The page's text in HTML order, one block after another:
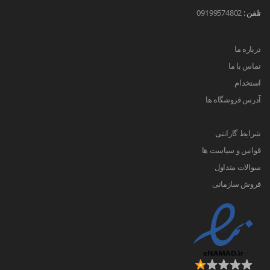
تلفن : 09199574802
درباره ما
تماس با ما
استخدام
آدرس فروشگاه ها
شرایط گارانتی
قوانین و سیاست ها
سوالات متداول
فروش سازمانی